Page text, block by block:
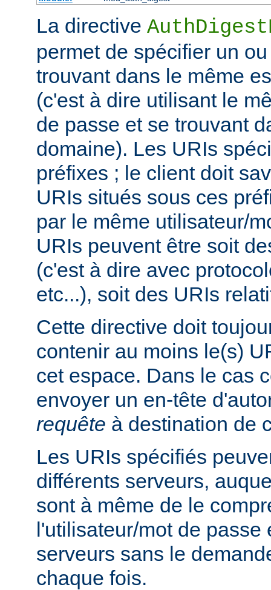
La directive
permet de spécifier un
trouvant dans le même
(c'est à dire utilisant le
de passe et se trouvant
domaine). Les URIs
préfixes ; le client doit
URIs situés sous ces
par le même utilisateur/
URIs peuvent être soit
(c'est à dire avec
etc...), soit des URIs
Cette directive doit
contenir au moins le(s)
cet espace. Dans le cas
envoyer un en-tête
requête à destination de
Les URIs spécifiés
différents serveurs,
sont à même de le
l'utilisateur/mot de passe
serveurs sans le
chaque fois.